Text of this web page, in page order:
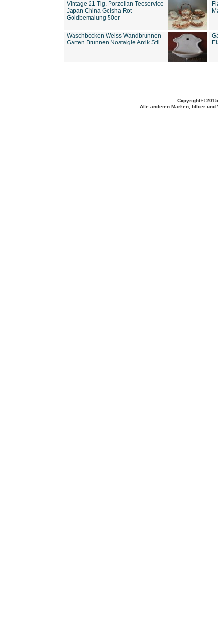
Vintage 21 Tlg. Porzellan Teeservice
Japan China Geisha Rot
Goldbemalung 50er
Waschbecken Weiss Wandbrunnen
Garten Brunnen Nostalgie Antik Stil
Copyright ©
Alle anderen Marken, bilder und